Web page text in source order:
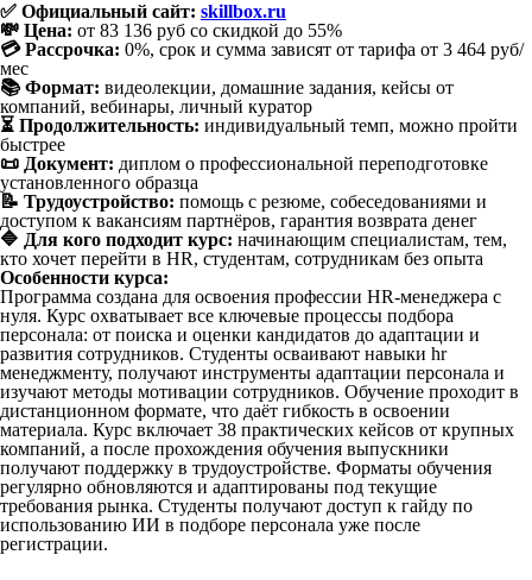
✅ Официальный сайт: skillbox.ru
💸 Цена: от 83 136 руб со скидкой до 55%
💳 Рассрочка: 0%, срок и сумма зависят от тарифа от 3 464 руб/
мес
📚 Формат: видеолекции, домашние задания, кейсы от
компаний, вебинары, личный куратор
⏳ Продолжительность: индивидуальный темп, можно пройти
быстрее
📜 Документ: диплом о профессиональной переподготовке
установленного образца
📝 Трудоустройство: помощь с резюме, собеседованиями и
доступом к вакансиям партнёров, гарантия возврата денег
🔷 Для кого подходит курс: начинающим специалистам, тем,
кто хочет перейти в HR, студентам, сотрудникам без опыта
Особенности курса:
Программа создана для освоения профессии HR-менеджера с
нуля. Курс охватывает все ключевые процессы подбора
персонала: от поиска и оценки кандидатов до адаптации и
развития сотрудников. Студенты осваивают навыки hr
менеджменту, получают инструменты адаптации персонала и
изучают методы мотивации сотрудников. Обучение проходит в
дистанционном формате, что даёт гибкость в освоении
материала. Курс включает 38 практических кейсов от крупных
компаний, а после прохождения обучения выпускники
получают поддержку в трудоустройстве. Форматы обучения
регулярно обновляются и адаптированы под текущие
требования рынка. Студенты получают доступ к гайду по
использованию ИИ в подборе персонала уже после
регистрации.